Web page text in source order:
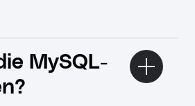
MySQL-